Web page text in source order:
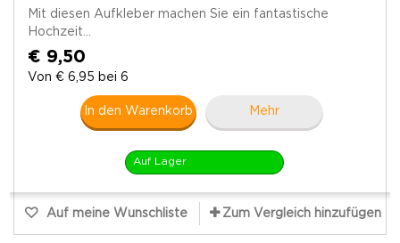
Mit diesen Aufkleber machen Sie ein fantastische
Hochzeit...
€ 9,50
Von € 6,95 bei 6
In den Warenkorb Mehr
Auf Lager
Auf meine Wunschliste Zum Vergleich hinzufügen